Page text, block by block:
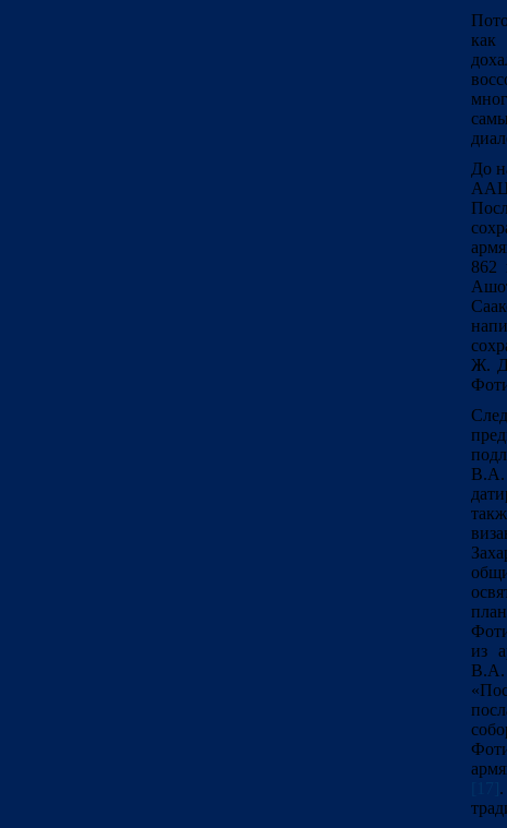
как
До
862
Ж.
В.А.
из
В.А.